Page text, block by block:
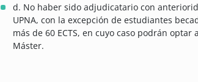
d. No haber sido adjudicatario con
UPNA, con la excepción de estudiantes
más de 60 ECTS, en cuyo caso podrán
Máster.